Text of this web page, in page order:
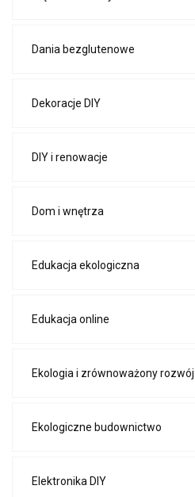
Dania bezglutenowe
Dekoracje DIY
DIY i renowacje
Dom i wnętrza
Edukacja ekologiczna
Edukacja online
Ekologia i zrównoważony rozwój
Ekologiczne budownictwo
Elektronika DIY